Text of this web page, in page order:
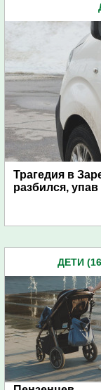
Трагедия в
разбился,
ДЕТИ